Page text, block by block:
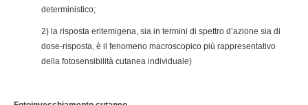
deterministico;
2) la risposta eritemigena, sia in termini di spettro d’azione sia di
dose-risposta, è il fenomeno macroscopico più rappresentativo
della fotosensibilità cutanea individuale)